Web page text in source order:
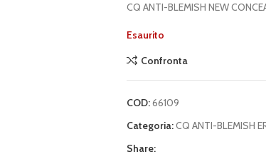
CQ ANTI-BLEMISH NEW
Esaurito
Confronta
COD:66109
Categoria:CQ ANTI-BLEMISH
Share: